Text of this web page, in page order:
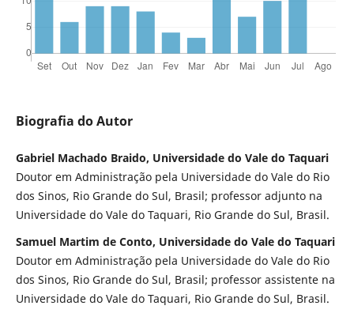
Biografia do Autor
Gabriel Machado Braido, Universidade do Vale do Taquari
Doutor em Administração pela Universidade do Vale do Rio
dos Sinos, Rio Grande do Sul, Brasil; professor adjunto na
Universidade do Vale do Taquari, Rio Grande do Sul, Brasil.
Samuel Martim de Conto, Universidade do Vale do Taquari
Doutor em Administração pela Universidade do Vale do Rio
dos Sinos, Rio Grande do Sul, Brasil; professor assistente na
Universidade do Vale do Taquari, Rio Grande do Sul, Brasil.